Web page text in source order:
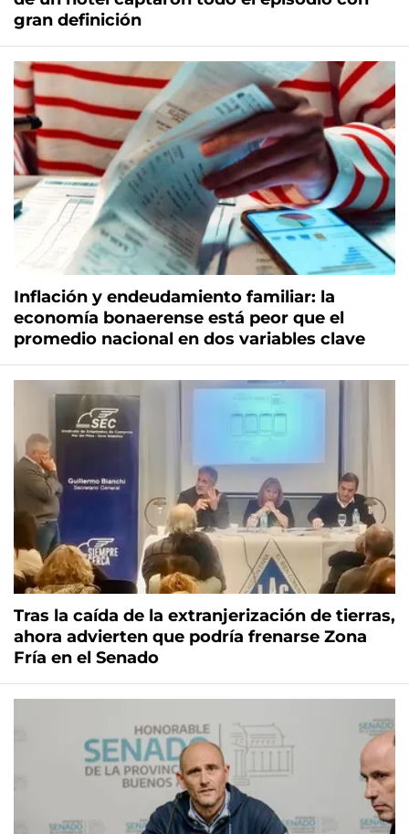
gran definición
Inflación y endeudamiento familiar: la
economía bonaerense está peor que el
promedio nacional en dos variables clave
Tras la caída de la extranjerización de tierras,
ahora advierten que podría frenarse Zona
Fría en el Senado